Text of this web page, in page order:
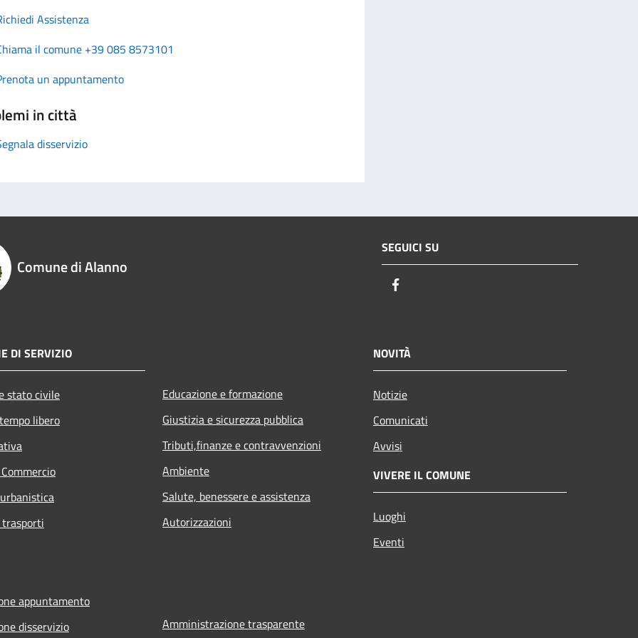
Assistenza
il comune +39 085 8573101
un appuntamento
in città
disservizio
Comune di Alanno
SEGUICI SU
DI SERVIZIO
stato civile
libero
Educazione e formazione
Giustizia e sicurezza pubblica
Tributi,finanze e contravvenzioni
Ambiente
Salute, benessere e assistenza
Autorizzazioni
NOVITÀ
Notizie
Comunicati
Avvisi
VIVERE IL COMUNE
Luoghi
Eventi
appuntamento
disservizio
Amministrazione trasparente